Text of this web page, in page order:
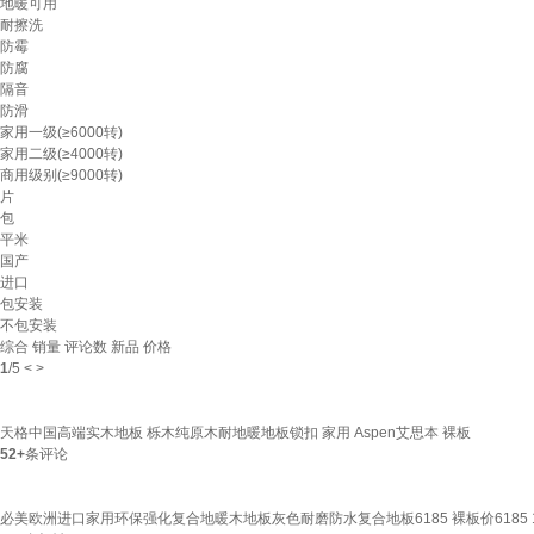
地暖可用
耐擦洗
防霉
防腐
隔音
防滑
家用一级(≥6000转)
家用二级(≥4000转)
商用级别(≥9000转)
片
包
平米
国产
进口
包安装
不包安装
综合 销量 评论数 新品 价格
1/5 < >
天格中国高端实木地板 栎木纯原木耐地暖地板锁扣 家用 Aspen艾思本 裸板
52+条评论
必美欧洲进口家用环保强化复合地暖木地板灰色耐磨防水复合地板6185 裸板价6185